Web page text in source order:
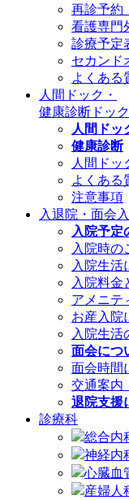
再診予約
看護専門
診療予定
セカンド
よくある
人間ドック・
健康診断 ドッ
人間ドッ
健康診断
人間ドッ
よくある
注意事項
入退院・面会
入院予定
入院時の
入院生活
入院料金
アメニテ
お産入院
入院生活
面会につ
面会時間
交通案内
退院支援
診療科
総合内
神経内
心臓血
産婦人